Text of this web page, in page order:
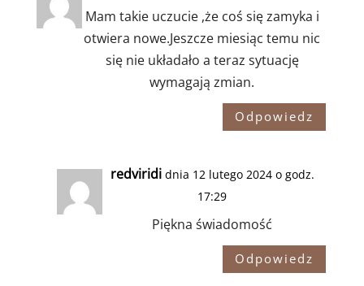
Mam takie uczucie ,że coś się zamyka i
otwiera nowe.Jeszcze miesiąc temu nic
się nie układało a teraz sytuację
wymagają zmian.
Odpowiedz
redviridi dnia 12 lutego 2024 o godz.
17:29
Piękna świadomość
Odpowiedz